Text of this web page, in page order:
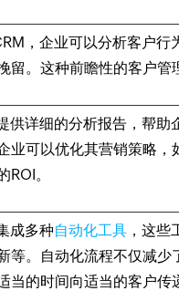
，企业可以分析客户
留。这种前瞻性的客户
供详细的分析报告，帮
业可以优化其营销策略
ROI。
成多种自动化工具 ，这
等。自动化流程不仅减
当的时间向适当的客户传